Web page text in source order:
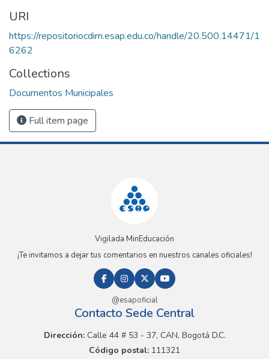
URI
https://repositoriocdim.esap.edu.co/handle/20.500.14471/1
6262
Collections
Documentos Municipales
Full item page
Vigilada MinEducación
¡Te invitamos a dejar tus comentarios en nuestros canales oficiales!
@esapoficial
Contacto Sede Central
Dirección:Calle 44 # 53 - 37, CAN, Bogotá D.C.
Código postal: 111321